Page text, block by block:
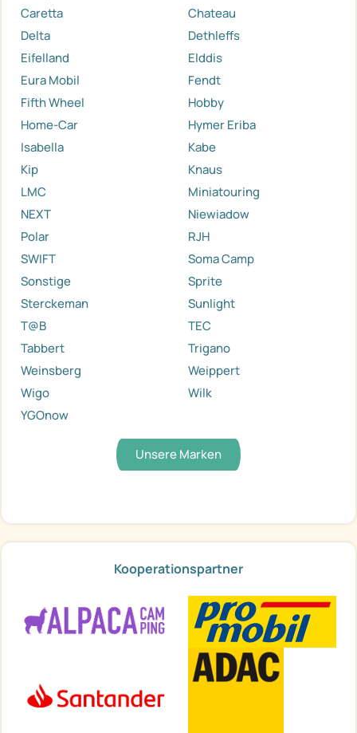
Caretta
Chateau
Delta
Dethleffs
Eifelland
Elddis
Eura Mobil
Fendt
Fifth Wheel
Hobby
Home-Car
Hymer Eriba
Isabella
Kabe
Kip
Knaus
LMC
Miniatouring
NEXT
Niewiadow
Polar
RJH
SWIFT
Soma Camp
Sonstige
Sprite
Sterckeman
Sunlight
T@B
TEC
Tabbert
Trigano
Weinsberg
Weippert
Wigo
Wilk
YGOnow
Unsere Marken
Kooperationspartner